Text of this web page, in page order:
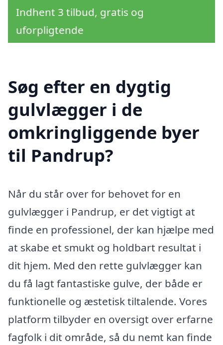
Indhent 3 tilbud, gratis og
uforpligtende
Søg efter en dygtig
gulvlægger i de
omkringliggende byer
til Pandrup?
Når du står over for behovet for en
gulvlægger i Pandrup, er det vigtigt at
finde en professionel, der kan hjælpe med
at skabe et smukt og holdbart resultat i
dit hjem. Med den rette gulvlægger kan
du få lagt fantastiske gulve, der både er
funktionelle og æstetisk tiltalende. Vores
platform tilbyder en oversigt over erfarne
fagfolk i dit område, så du nemt kan finde